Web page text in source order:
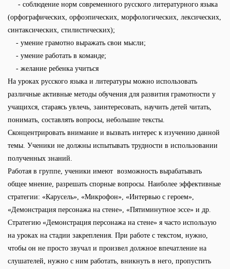
- соблюдение норм современного русского литературного языка
(орфографических, орфоэпических, морфологических, лексических,
синтаксических, стилистических);
- умение грамотно выражать свои мысли;
- умение работать в команде;
- желание ребенка учиться
На уроках русского языка и литературы можно использовать
различные активные методы обучения для развития грамотности у
учащихся, стараясь увлечь, заинтересовать, научить детей читать,
понимать, составлять вопросы, небольшие тексты.
Сконцентрировать внимание и вызвать интерес к изучению данной
темы. Ученики не должны испытывать трудности в использовании
полученных знаний.
Работая в группе, ученики имеют возможность вырабатывать
общее мнение, разрешать спорные вопросы. Наиболее эффективные
стратегии: «Карусель», «Микрофон», «Интервью с героем»,
«Демонстрация персонажа на стене», «Пятиминутное эссе» и др.
Стратегию «Демонстрация персонажа на стене» я часто использую
на уроках на стадии закрепления. При работе с текстом, нужно,
чтобы он не просто звучал и произвел должное впечатление на
слушателей, нужно с ним работать, вникнуть в него, пропустить